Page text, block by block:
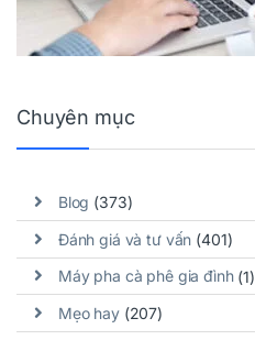
Chuyên mục
Blog (373)
Đánh giá và tư vấn (401)
Máy pha cà phê gia đình(1)
Mẹo hay(207)